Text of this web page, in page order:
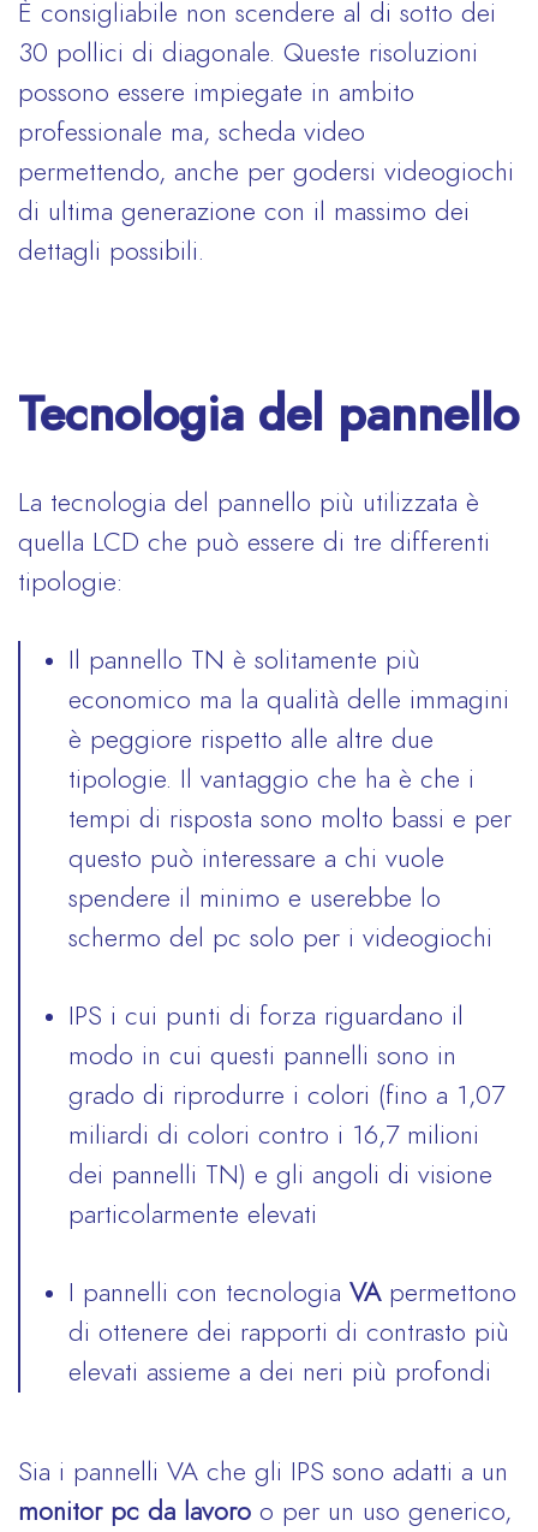
È consigliabile non scendere al di sotto dei
30 pollici di diagonale. Queste risoluzioni
possono essere impiegate in ambito
professionale ma, scheda video
permettendo, anche per godersi videogiochi
di ultima generazione con il massimo dei
dettagli possibili.
Tecnologia del pannello
La tecnologia del pannello più utilizzata è
quella LCD che può essere di tre differenti
tipologie:
Il pannello TN è solitamente più
economico ma la qualità delle immagini
è peggiore rispetto alle altre due
tipologie. Il vantaggio che ha è che i
tempi di risposta sono molto bassi e per
questo può interessare a chi vuole
spendere il minimo e userebbe lo
schermo del pc solo per i videogiochi
IPS i cui punti di forza riguardano il
modo in cui questi pannelli sono in
grado di riprodurre i colori (fino a 1,07
miliardi di colori contro i 16,7 milioni
dei pannelli TN) e gli angoli di visione
particolarmente elevati
I pannelli con tecnologia VApermettono
di ottenere dei rapporti di contrasto più
elevati assieme a dei neri più profondi
Sia i pannelli VA che gli IPS sono adatti a un
monitor pc da lavoro o per un uso generico,